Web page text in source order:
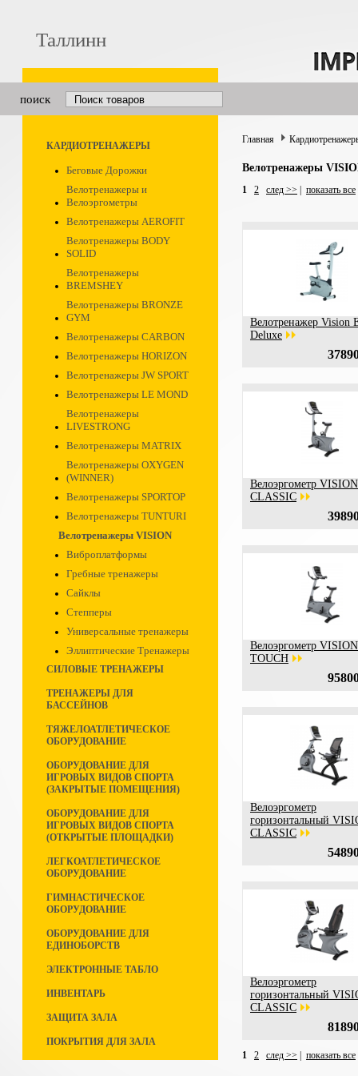
Таллинн
поиск
КАРДИОТРЕНАЖЕРЫ
Беговые Дорожки
Велотренажеры и
Велоэргометры
Велотренажеры AEROFIT
Велотренажеры BODY
SOLID
Велотренажеры
BREMSHEY
Велотренажеры BRONZE
GYM
Велотренажеры CARBON
Велотренажеры HORIZON
Велотренажеры JW SPORT
Велотренажеры LE MOND
Велотренажеры
LIVESTRONG
Велотренажеры MATRIX
Велотренажеры OXYGEN
(WINNER)
Велотренажеры SPORTOP
Велотренажеры TUNTURI
Велотренажеры VISION
Виброплатформы
Гребные тренажеры
Сайклы
Степперы
Универсальные тренажеры
Эллиптические Тренажеры
СИЛОВЫЕ ТРЕНАЖЕРЫ
ТРЕНАЖЕРЫ ДЛЯ
БАССЕЙНОВ
ТЯЖЕЛОАТЛЕТИЧЕСКОЕ
ОБОРУДОВАНИЕ
ОБОРУДОВАНИЕ ДЛЯ
ИГРОВЫХ ВИДОВ СПОРТА
(ЗАКРЫТЫЕ ПОМЕЩЕНИЯ)
ОБОРУДОВАНИЕ ДЛЯ
ИГРОВЫХ ВИДОВ СПОРТА
(ОТКРЫТЫЕ ПЛОЩАДКИ)
ЛЕГКОАТЛЕТИЧЕСКОЕ
ОБОРУДОВАНИЕ
ГИМНАСТИЧЕСКОЕ
ОБОРУДОВАНИЕ
ОБОРУДОВАНИЕ ДЛЯ
ЕДИНОБОРСТВ
ЭЛЕКТРОННЫЕ ТАБЛО
ИНВЕНТАРЬ
ЗАЩИТА ЗАЛА
ПОКРЫТИЯ ДЛЯ ЗАЛА
Главная
Велотренажеры
1 2 след >> показать все
Велотренажер Vision
Deluxe
Велоэргометр
CLASSIC
Велоэргометр
TOUCH
Велоэргометр
горизонтальный
CLASSIC
Велоэргометр
горизонтальный
CLASSIC
1 2 след >> показать все